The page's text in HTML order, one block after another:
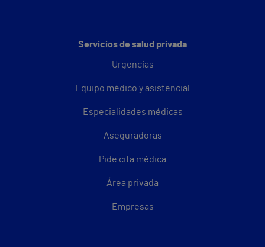
Servicios de salud privada
Urgencias
Equipo médico y asistencial
Especialidades médicas
Aseguradoras
Pide cita médica
Área privada
Empresas